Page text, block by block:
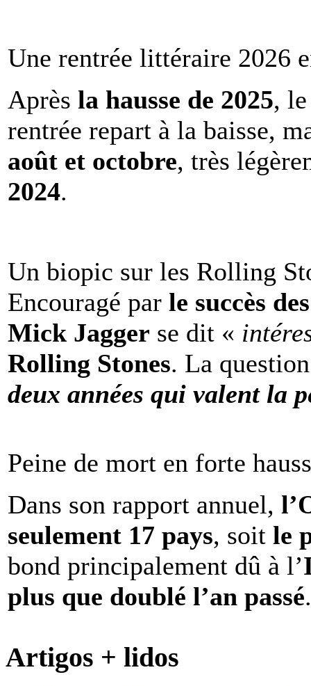
Une rentrée littéraire 2026
Après la hausse de 2025,
rentrée repart à la baisse,
août et octobre, très
2024.
Un biopic sur les Rolling
Encouragé par le succès
Mick Jagger se dit «
Rolling Stones. La
deux années qui valent la
Peine de mort en forte
Dans son rapport annuel,
seulement 17 pays, soit le
bond principalement dû à l’
plus que doublé l’an passé.
Artigos + lidos